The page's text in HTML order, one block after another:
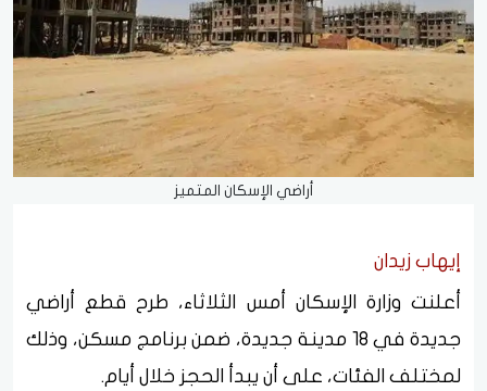
أراضي الإسكان المتميز
إيهاب زيدان
أعلنت وزارة الإسكان أمس الثلاثاء، طرح قطع أراضي
جديدة في 18 مدينة جديدة، ضمن برنامج مسكن، وذلك
لمختلف الفئات، على أن يبدأ الحجز خلال أيام.